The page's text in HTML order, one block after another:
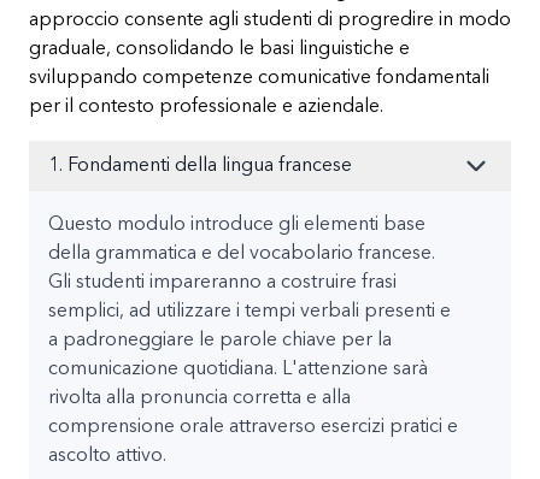
approccio consente agli studenti di progredire in modo
graduale, consolidando le basi linguistiche e
sviluppando competenze comunicative fondamentali
per il contesto professionale e aziendale.
1. Fondamenti della lingua francese
Questo modulo introduce gli elementi base
della grammatica e del vocabolario francese.
Gli studenti impareranno a costruire frasi
semplici, ad utilizzare i tempi verbali presenti e
a padroneggiare le parole chiave per la
comunicazione quotidiana. L'attenzione sarà
rivolta alla pronuncia corretta e alla
comprensione orale attraverso esercizi pratici e
ascolto attivo.